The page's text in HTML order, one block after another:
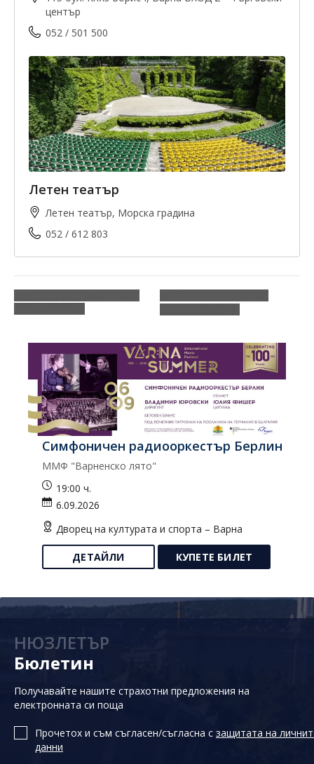
център
052 / 501 500
Летен театър
Летен театър, Морска градина
052 / 612 803
Симфоничен радиооркестър Берлин
ММФ "Варненско лято"
19:00 ч.
6.09.2026
Дворец на културата и спорта – Варна
ДЕТАЙЛИ КУПЕТЕ БИЛЕТ
НЮЗЛЕТЪР
Бюлетин
Получавайте нашите страхотни предложения на
електронната си поща
Прочетох и съм съгласен/съгласна с защитата на
данни